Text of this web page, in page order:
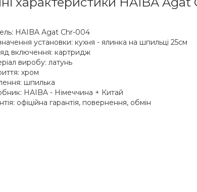
HAIBA Agat Chr-004
установки: кухня - ялинка на шпильці 25см
включення: картридж
виробу: латунь
хром
шпилька
HAIBA - Німеччина + Китай
офіційна гарантія, повернення, обмін